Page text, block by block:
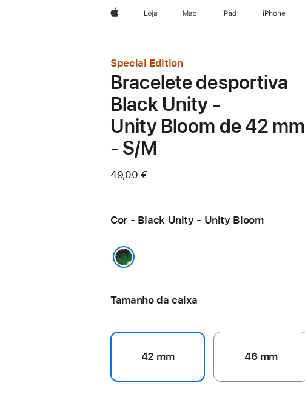
AppleLoja Mac iPad iPhone
Special Edition
Bracelete desportiva
Black Unity -
Unity Bloom de 42 mm
- S/M
49,00 €
Cor - Black Unity - Unity Bloom
Tamanho da caixa
42 mm 46 mm